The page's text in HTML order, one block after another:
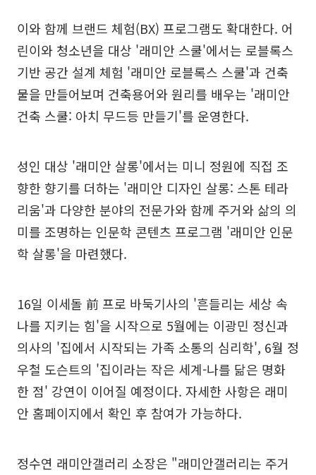
이와 함께 브랜드 체험(BX) 프로그램도 확대한다. 어
린이와 청소년을 대상 '래미안 스쿨'에서는 로블록스
기반 공간 설계 체험 '래미안 로블록스 스쿨'과 건축
물을 만들어보며 건축용어와 원리를 배우는 '래미안
건축 스쿨: 아치 무드등 만들기'를 운영한다.
성인 대상 '래미안 살롱'에서는 미니 정원에 직접 조
향한 향기를 더하는 '래미안 디자인 살롱: 스톤 테라
리움'과 다양한 분야의 전문가와 함께 주거와 삶의 의
미를 조명하는 인문학 콘텐츠 프로그램 '래미안 인문
학 살롱'을 마련했다.
16일 이세돌 前 프로 바둑기사의 '흔들리는 세상 속
나를 지키는 힘'을 시작으로 5월에는 이광민 정신과
의사의 '집에서 시작되는 가족 소통의 심리학', 6월 정
우철 도슨트의 '집이라는 작은 세계-나를 닮은 명화
한 점' 강연이 이어질 예정이다. 자세한 사항은 래미
안 홈페이지에서 확인 후 참여가 가능하다.
정수연 래미안갤러리 소장은 "래미안갤러리는 주거